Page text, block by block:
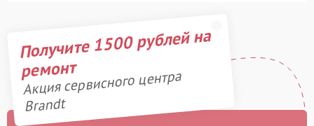
Получите 1500 рублей на
ремонт
Акция сервисного центра
Brandt